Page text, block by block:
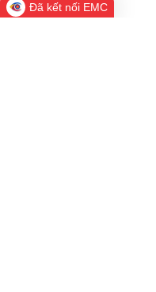
Đã kết nối EMC